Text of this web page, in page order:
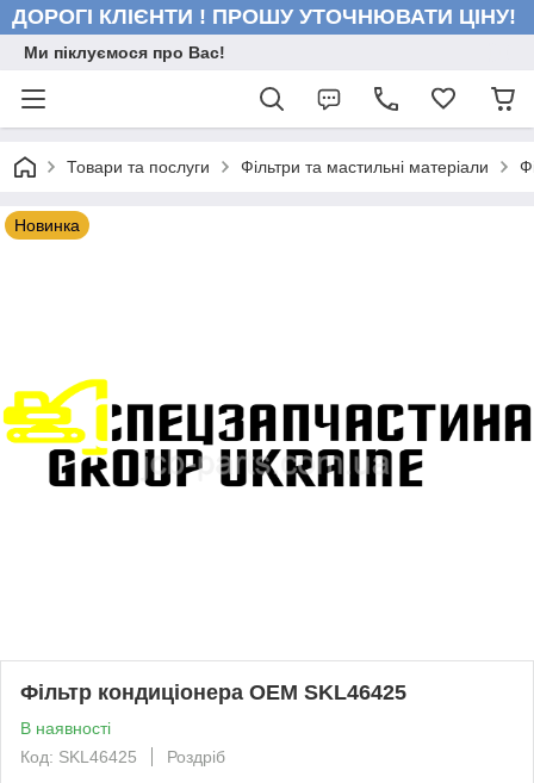
ДОРОГІ КЛІЄНТИ ! ПРОШУ УТОЧНЮВАТИ ЦІНУ!
Ми піклуємося про Вас!
Товари та послуги Фільтри та мастильні матеріали
Новинка
Фільтр кондиціонера OEM SKL46425
В наявності
Код: SKL46425
Роздріб